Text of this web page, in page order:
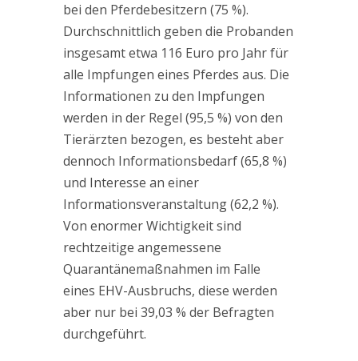
bei den Pferdebesitzern (75 %).
Durchschnittlich geben die Probanden
insgesamt etwa 116 Euro pro Jahr für
alle Impfungen eines Pferdes aus. Die
Informationen zu den Impfungen
werden in der Regel (95,5 %) von den
Tierärzten bezogen, es besteht aber
dennoch Informationsbedarf (65,8 %)
und Interesse an einer
Informationsveranstaltung (62,2 %).
Von enormer Wichtigkeit sind
rechtzeitige angemessene
Quarantänemaßnahmen im Falle
eines EHV-Ausbruchs, diese werden
aber nur bei 39,03 % der Befragten
durchgeführt.